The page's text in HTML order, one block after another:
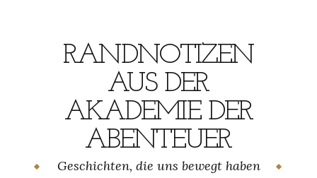
RANDNOTIZEN
AUS DER
AKADEMIE DER
ABENTEUER
Geschichten, die uns bewegt haben